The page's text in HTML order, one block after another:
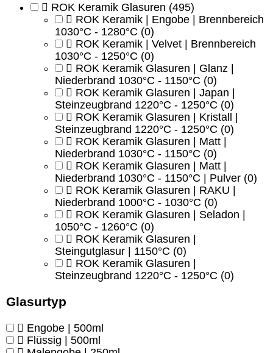
ROK Keramik Glasuren (495)
ROK Keramik | Engobe | Brennbereich
1030°C - 1280°C (0)
ROK Keramik | Velvet | Brennbereich
1030°C - 1250°C (0)
ROK Keramik Glasuren | Glanz |
Niederbrand 1030°C - 1150°C (0)
ROK Keramik Glasuren | Japan |
Steinzeugbrand 1220°C - 1250°C (0)
ROK Keramik Glasuren | Kristall |
Steinzeugbrand 1220°C - 1250°C (0)
ROK Keramik Glasuren | Matt |
Niederbrand 1030°C - 1150°C (0)
ROK Keramik Glasuren | Matt |
Niederbrand 1030°C - 1150°C | Pulver (0)
ROK Keramik Glasuren | RAKU |
Niederbrand 1000°C - 1030°C (0)
ROK Keramik Glasuren | Seladon |
1050°C - 1260°C (0)
ROK Keramik Glasuren |
Steingutglasur | 1150°C (0)
ROK Keramik Glasuren |
Steinzeugbrand 1220°C - 1250°C (0)
Glasurtyp
Engobe | 500ml
Flüssig | 500ml